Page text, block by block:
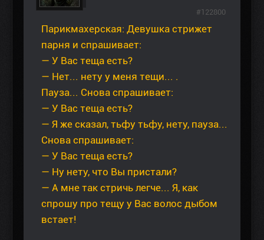
Парикмахерская: Девушка стрижет
парня и спрашивает:
— У Вас теща есть?
— Нет... нету у меня тещи... .
Пауза... Снова спрашивает:
— У Вас теща есть?
— Я же сказал, тьфу тьфу, нету, пауза...
Снова спрашивает:
— У Вас теща есть?
— Ну нету, что Вы пристали?
— А мне так стричь легче... Я, как
спрошу про тещу у Вас волос дыбом
встает!
#122800